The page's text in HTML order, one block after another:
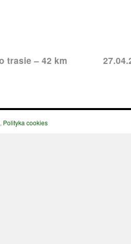
trasie – 42 km
Polityka cookies